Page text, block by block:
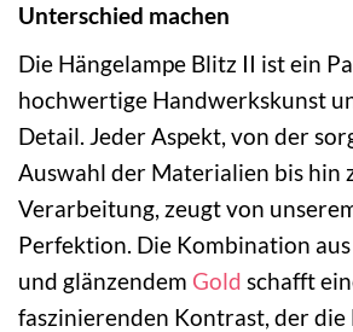
Unterschied machen
Die Hängelampe Blitz II ist ein
hochwertige Handwerkskunst
Detail. Jeder Aspekt, von der
Auswahl der Materialien bis hin
Verarbeitung, zeugt von
Perfektion. Die Kombination
und glänzendem Gold schafft
faszinierenden Kontrast, der die